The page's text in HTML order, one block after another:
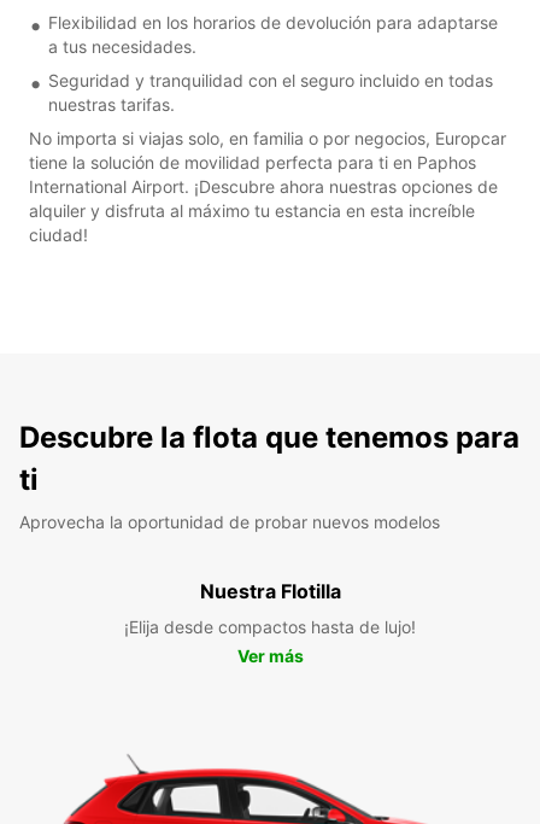
Flexibilidad en los horarios de devolución para adaptarse
a tus necesidades.
Seguridad y tranquilidad con el seguro incluido en todas
nuestras tarifas.
No importa si viajas solo, en familia o por negocios, Europcar
tiene la solución de movilidad perfecta para ti en Paphos
International Airport. ¡Descubre ahora nuestras opciones de
alquiler y disfruta al máximo tu estancia en esta increíble
ciudad!
Descubre la flota que tenemos para
ti
Aprovecha la oportunidad de probar nuevos modelos
Nuestra Flotilla
¡Elija desde compactos hasta de lujo!
Ver más